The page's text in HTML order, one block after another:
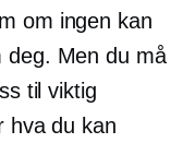
om ingen kan
deg. Men du må
til viktig
hva du kan